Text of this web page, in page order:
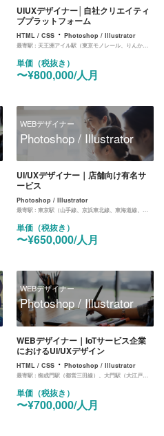
UIUXデザイナー│自社クリエイティ
ブプラットフォーム
HTML / CSS ・Photoshop / Illustrator
最寄駅 :天王洲アイル駅（東京モノレール、りんかい線）
単価（税抜き）
〜¥800,000/人月
WEBデザイナー
Photoshop / Illustrator
UI/UXデザイナー｜店舗向け有名サ
ービス
Photoshop / Illustrator
最寄駅 :東京駅（山手線、京浜東北線、東海道線、中央線、京葉線、丸ノ内線）
単価（税抜き）
〜¥650,000/人月
WEBデザイナー
Photoshop / Illustrator
WEBデザイナー｜IoTサービス企業
におけるUI/UXデザイン
HTML / CSS ・Photoshop / Illustrator
最寄駅 :御成門駅（都営三田線）、大門駅（大江戸線、浅草線）、汐留駅（ゆりかもめ）
単価（税抜き）
〜¥700,000/人月